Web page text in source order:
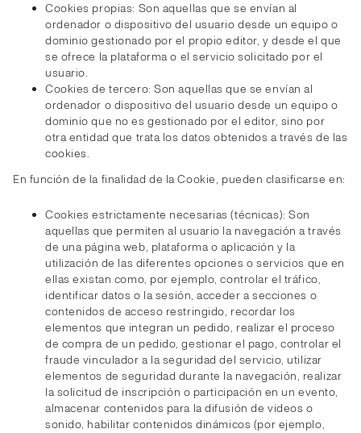
Cookies propias: Son aquellas que se envían al
ordenador o dispositivo del usuario desde un equipo o
dominio gestionado por el propio editor, y desde el que
se ofrece la plataforma o el servicio solicitado por el
usuario.
Cookies de tercero: Son aquellas que se envían al
ordenador o dispositivo del usuario desde un equipo o
dominio que no es gestionado por el editor, sino por
otra entidad que trata los datos obtenidos a través de las
cookies.
En función de la finalidad de la Cookie, pueden clasificarse en:
Cookies estrictamente necesarias (técnicas): Son
aquellas que permiten al usuario la navegación a través
de una página web, plataforma o aplicación y la
utilización de las diferentes opciones o servicios que en
ellas existan como, por ejemplo, controlar el tráfico,
identificar datos o la sesión, acceder a secciones o
contenidos de acceso restringido, recordar los
elementos que integran un pedido, realizar el proceso
de compra de un pedido, gestionar el pago, controlar el
fraude vinculador a la seguridad del servicio, utilizar
elementos de seguridad durante la navegación, realizar
la solicitud de inscripción o participación en un evento,
almacenar contenidos para la difusión de videos o
sonido, habilitar contenidos dinámicos (por ejemplo,